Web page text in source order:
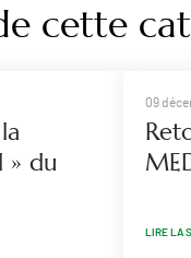
cette
» du
09
LIRE LA